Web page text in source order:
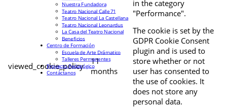
in the category
"Performance".
viewed_cookie_policy
11
months
The cookie is set by the
GDPR Cookie Consent
plugin and is used to
store whether or not
user has consented to
the use of cookies. It
does not store any
personal data.
Nuestra Fundadora
Teatro Nacional Calle 71
Teatro Nacional La Castellana
Teatro Nacional Leonardus
La Casa del Teatro Nacional
Beneficios
Centro de Formación
Escuela de Arte Drámatico
Talleres Permanentes
Proyecto Pedagógico
Contáctanos